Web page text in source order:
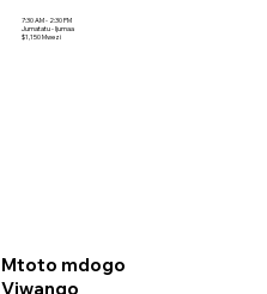
7:30 AM - 2:30 PM
Jumatatu - Ijumaa
$1,150 Mwezi
Mtoto mdogo
Viwango